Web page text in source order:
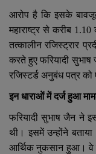
आरोप है कि इसके
महाराष्ट्र से करीब 1.10
तत्कालीन रजिस्ट्रार
करते हुए फरियादी
रजिस्टर्ड अनुबंध पत्र को
इन धाराओं में दर्ज हुआ
फरियादी सुभाष जैन ने
थी। इसमें उन्होंने
आर्थिक नुकसान हुआ। वे